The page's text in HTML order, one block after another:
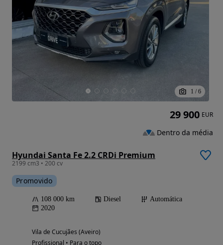
1 / 6
Hyundai Santa Fe 2.2 CRDi Premium
2199 cm3 • 200 cv
Promovido
108 000 km Diesel
Automática
2020
Vila de Cucujães (Aveiro)
Profissional • Para o topo
29 900 EUR
Dentro da média